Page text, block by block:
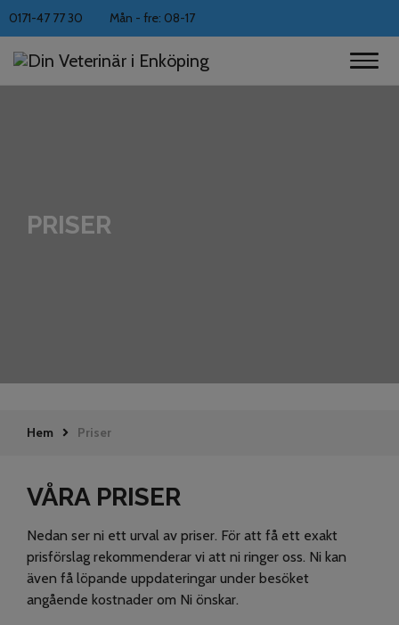
0171-47 77 30 Mån - fre: 08-17
PRISER
Hem Priser
VÅRA PRISER
Nedan ser ni ett urval av priser. För att få ett exakt
prisförslag rekommenderar vi att ni ringer oss. Ni kan
även få löpande uppdateringar under besöket
angående kostnader om Ni önskar.